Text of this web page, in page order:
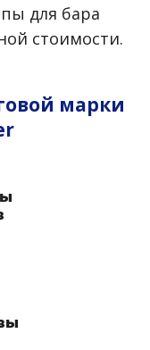
для бара
стоимости.
марки